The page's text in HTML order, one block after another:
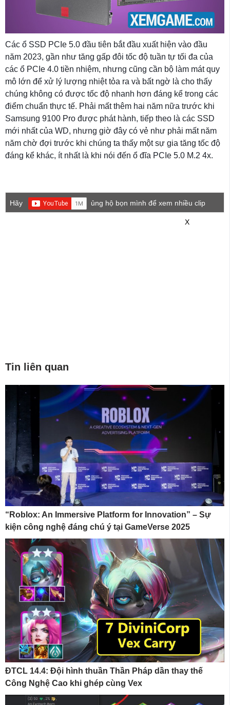
Các ổ SSD PCIe 5.0 đầu tiên bắt đầu xuất hiện vào đầu
năm 2023, gần như tăng gấp đôi tốc độ tuần tự tối đa của
các ổ PCIe 4.0 tiền nhiệm, nhưng cũng cần bộ làm mát quy
mô lớn để xử lý lượng nhiệt tỏa ra và bất ngờ là cho thấy
chúng không có được tốc độ nhanh hơn đáng kể trong các
điểm chuẩn thực tế. Phải mất thêm hai năm nữa trước khi
Samsung 9100 Pro được phát hành, tiếp theo là các SSD
mới nhất của WD, nhưng giờ đây có vẻ như phải mất năm
năm chờ đợi trước khi chúng ta thấy một sự gia tăng tốc độ
đáng kể khác, ít nhất là khi nói đến ổ đĩa PCIe 5.0 M.2 4x.
Hãy
ủng hộ bọn mình để xem nhiều clip
X
Tin liên quan
“Roblox: An Immersive Platform for Innovation” – Sự
kiện công nghệ đáng chú ý tại GameVerse 2025
ĐTCL 14.4: Đội hình thuần Thần Pháp dần thay thế
Công Nghệ Cao khi ghép cùng Vex